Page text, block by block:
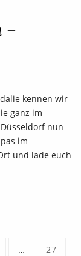
–
kennen wir
ganz im
nun
im
und lade euch
… 27